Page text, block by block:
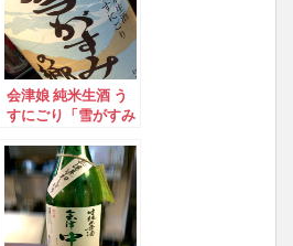
会津娘 純米生酒 う
すにごり「雪がすみ